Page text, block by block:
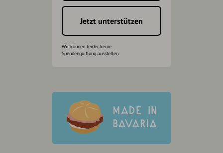
Jetzt unterstützen
Wir können leider keine
Spendenquittung ausstellen.